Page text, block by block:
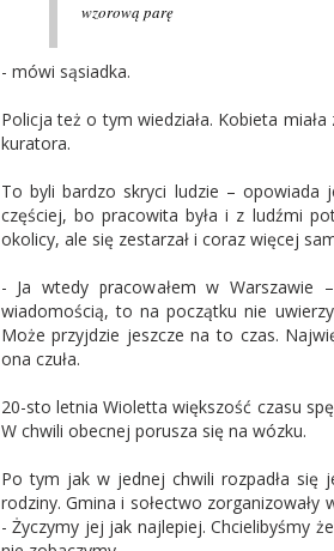
wzorową parę
- mówi sąsiadka.
Policja też o tym wiedziała. Kobieta
kuratora.
To byli bardzo skryci ludzie – opowiada
częściej, bo pracowita była i z ludźmi
okolicy, ale się zestarzał i coraz więcej
- Ja wtedy pracowałem w Warszawie
wiadomością, to na początku nie
Może przyjdzie jeszcze na to czas.
ona czuła.
20-sto letnia Wioletta większość czasu
W chwili obecnej porusza się na wózku.
Po tym jak w jednej chwili rozpadła się
rodziny. Gmina i sołectwo
- Życzymy jej jak najlepiej. Chcielibyśmy